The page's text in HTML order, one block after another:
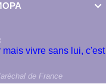

vivre sans lui, c'est
de France